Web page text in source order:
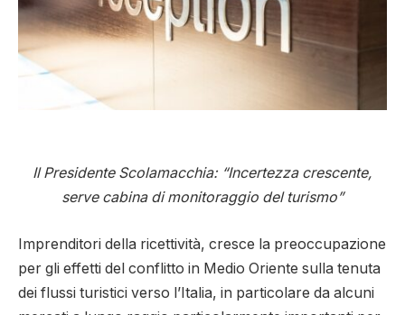
Il Presidente Scolamacchia: “Incertezza crescente,
serve cabina di monitoraggio del turismo”
Imprenditori della ricettività, cresce la preoccupazione
per gli effetti del conflitto in Medio Oriente sulla tenuta
dei flussi turistici verso l’Italia, in particolare da alcuni